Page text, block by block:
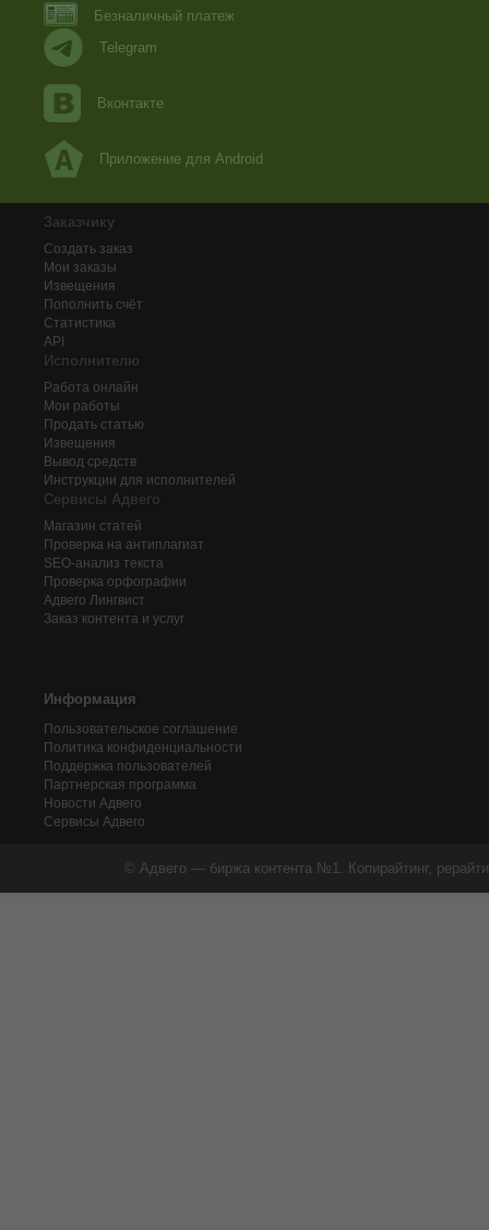
Безналичный платеж
Telegram
Вконтакте
Приложение для Android
Заказчику
Создать заказ
Мои заказы
Извещения
Пополнить счёт
Статистика
API
Исполнителю
Работа онлайн
Мои работы
Продать статью
Извещения
Вывод средств
Инструкции для исполнителей
Сервисы Адвего
Магазин статей
Проверка на антиплагиат
SEO-анализ текста
Проверка орфографии
Адвего Лингвист
Заказ контента и услуг
Информация
Пользовательское соглашение
Политика конфиденциальности
Поддержка пользователей
Партнерская программа
Новости Адвего
Сервисы Адвего
© Адвего — биржа контента №1. Копирайтинг,